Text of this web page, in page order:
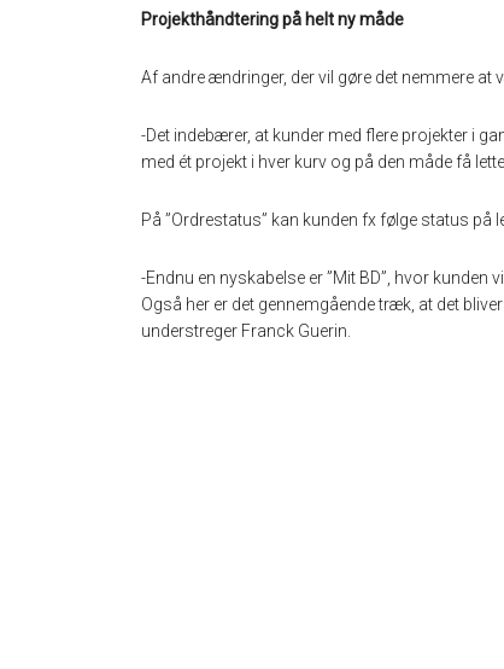
Projekthåndtering på helt ny måde
Af andre ændringer, der vil gøre det nemmere at
-Det indebærer, at kunder med flere projekter i
med ét projekt i hver kurv og på den måde få
På ”Ordrestatus” kan kunden fx følge status på
-Endnu en nyskabelse er ”Mit BD”, hvor
Også her er det gennemgående træk, at det
understreger Franck Guerin.